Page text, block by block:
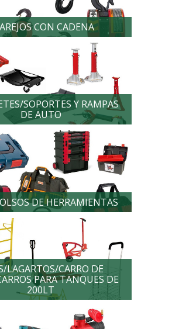
CON CADENA
SOPORTES Y RAMPAS
DE AUTO
DE HERRAMIENTAS
LAGARTOS/CARRO DE
PARA TANQUES DE
200LT